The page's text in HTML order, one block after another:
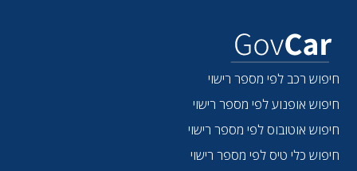
חיפוש רכב לפי מספר רישוי
חיפוש אופנוע לפי מספר רישוי
חיפוש אוטובוס לפי מספר רישוי
חיפוש כלי טיס לפי מספר רישוי